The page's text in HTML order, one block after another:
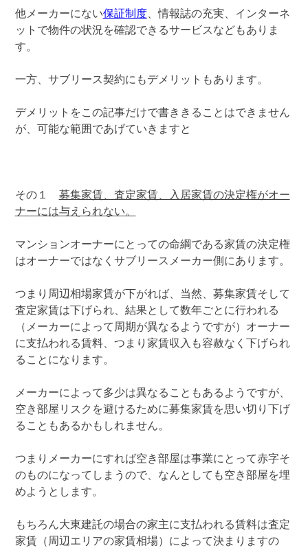
他メーカーにない保証制度、情報誌の充実、インターネ
ットで物件の状況を確認できるサービスなどもありま
す。
一方、サブリース契約にもデメリットもあります。
デメリットをこの記事だけで書ききることはできません
が、可能な範囲であげていきますと
その１ 募集家賃、査定家賃、入居家賃の決定権がオー
ナーには与えられない。
マンションオーナーにとっての命綱である家賃の決定権
はオーナーではなくサブリースメーカー側にあります。
つまり周辺相場家賃が下がれば、当然、募集家賃そして
査定家賃は下げられ、結果として数年ごとに行われる
（メーカーによって周期が異なるようですが）オーナー
に支払われる賃料、つまり家賃収入も容赦なく下げられ
ることになります。
メーカーによって多少は異なることもあるようですが、
空き部屋リスクを避けるために募集家賃を思い切り下げ
ることもあるかもしれません。
つまりメーカーにすれば空き部屋は事業にとって赤字そ
のものになってしまうので、なんとしても空き部屋を埋
めようとします。
もちろん大東建託の場合の家主に支払われる賃料は査定
家賃（周辺エリアの家賃相場）によって決まりますの